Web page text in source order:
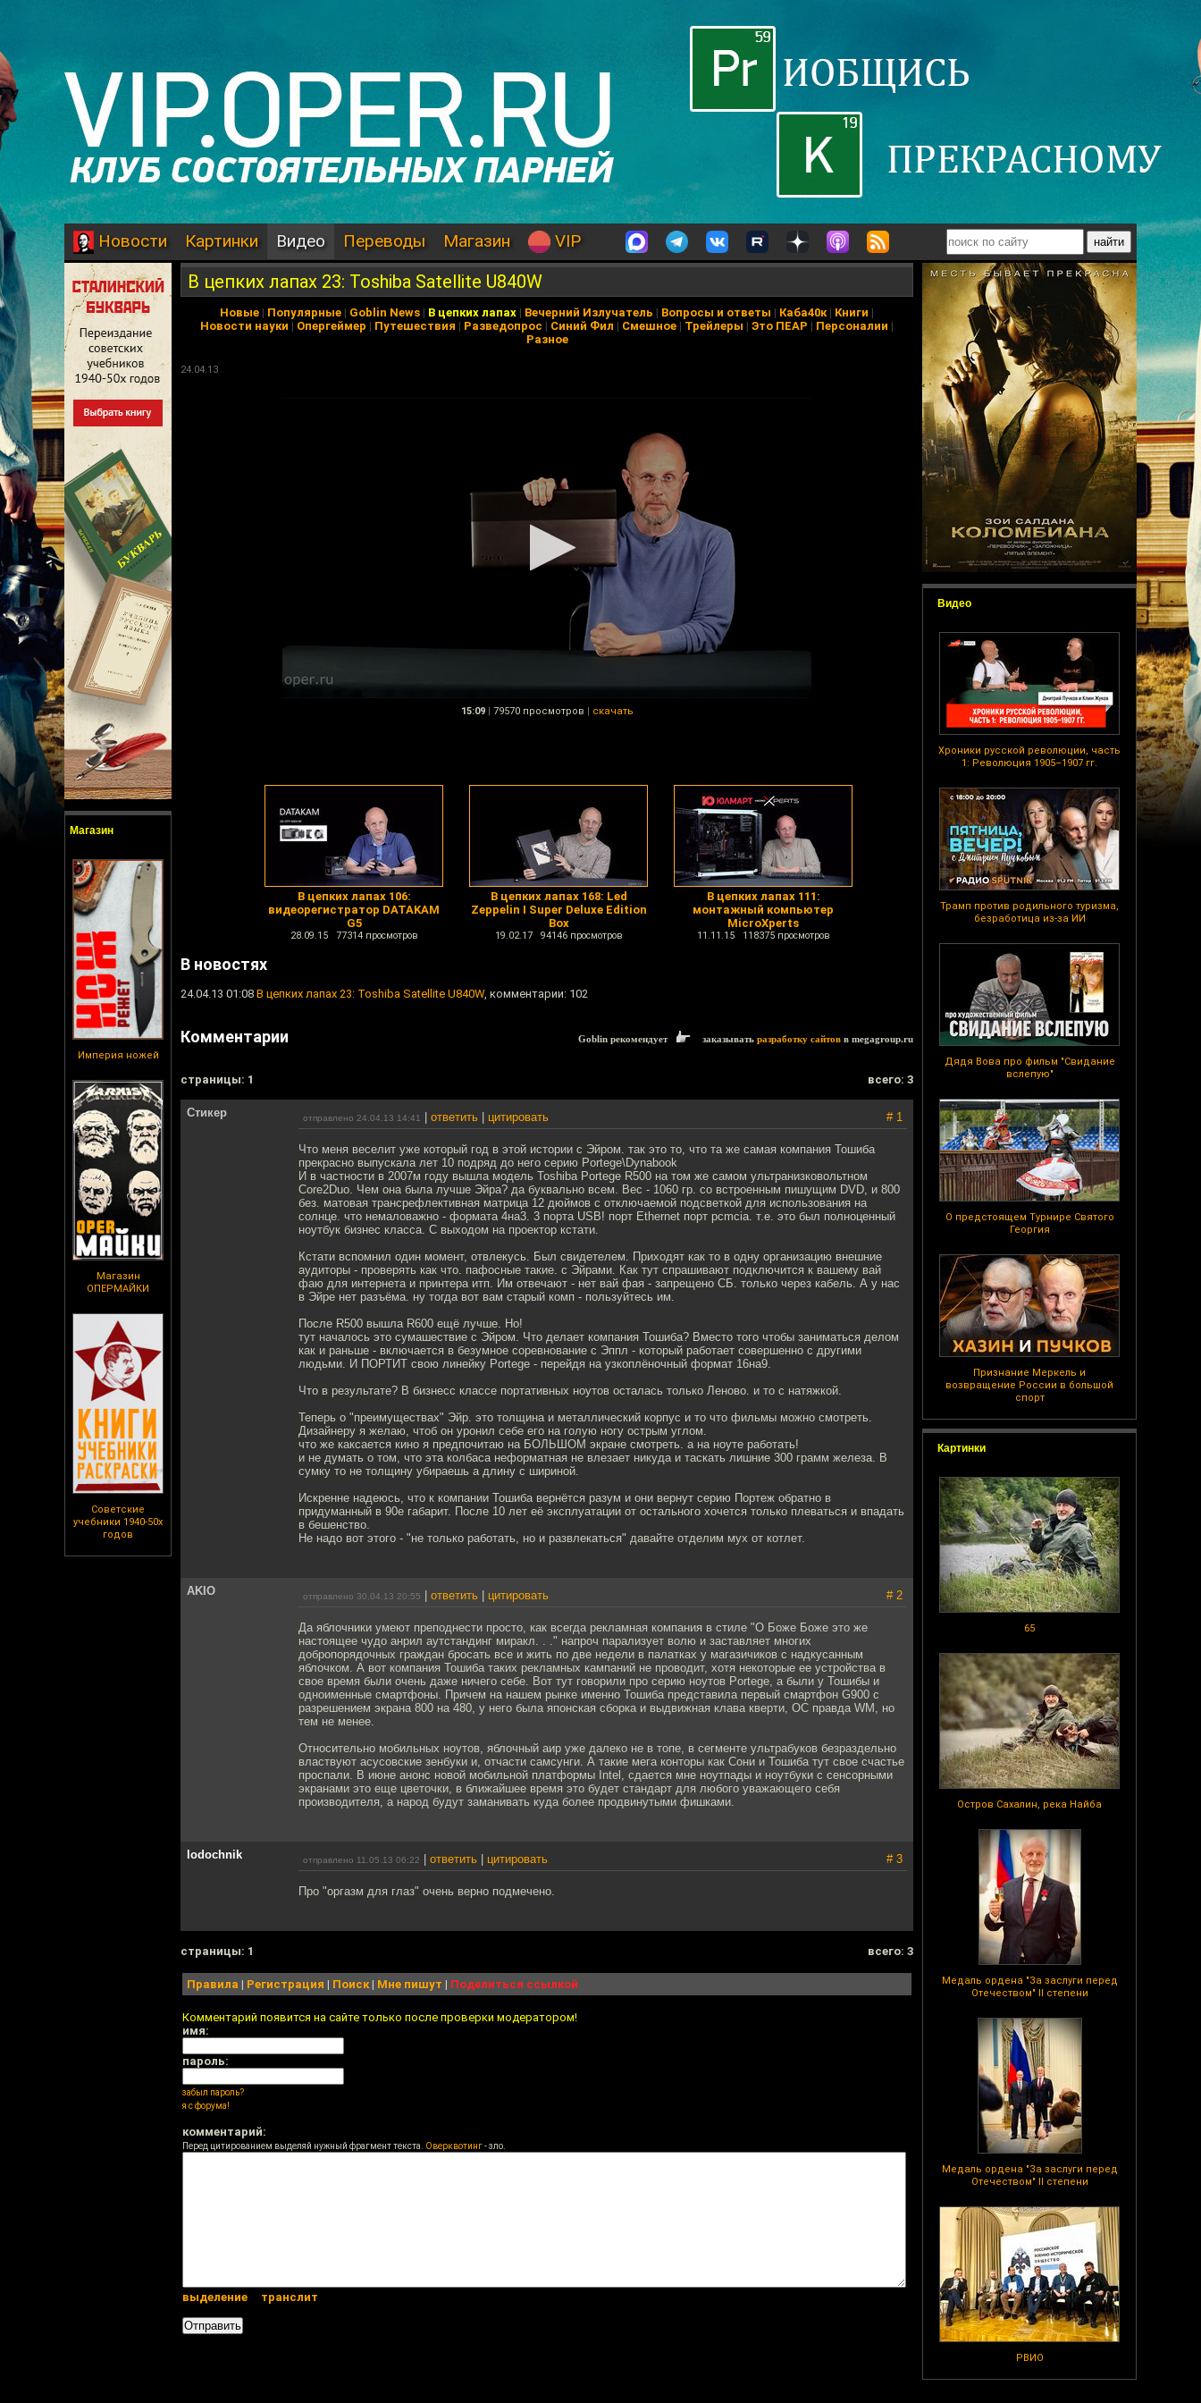
Новости Картинки Видео Переводы Магазин VIP
Магазин
Империя ножей
Магазин
ОПЕРМАЙКИ
Советские
учебники 1940-50х
годов
Видео
Хроники русской революции, часть
1: Революция 1905–1907 гг.
Трамп против родильного туризма,
безработица из-за ИИ
Дядя Вова про фильм "Свидание
вслепую"
О предстоящем Турнире Святого
Георгия
Признание Меркель и
возвращение России в большой
спорт
Картинки
65
Остров Сахалин, река Найба
Медаль ордена "За заслуги перед
Отечеством" II степени
Медаль ордена "За заслуги перед
Отечеством" II степени
РВИО
В цепких лапах 23: Toshiba Satellite U840W
Новые | Популярные | Goblin News | В цепких лапах | Вечерний Излучатель | Вопросы и ответы | Каба40к| Книги |
Новости науки | Опергеймер | Путешествия | Разведопрос | Синий Фил | Смешное | Трейлеры | Это ПЕАР | Персоналии |
Разное
24.04.13
15:09 | 79570 просмотров | скачать
В цепких лапах 106:
видеорегистратор DATAKAM
G5
28.09.15 77314 просмотров
В цепких лапах 168: Led
Zeppelin I Super Deluxe Edition
Box
19.02.17 94146 просмотров
В цепких лапах 111:
монтажный компьютер
MicroXperts
11.11.15 118375 просмотров
В новостях
24.04.13 01:08 В цепких лапах 23: Toshiba Satellite U840W, комментарии: 102
Комментарии Goblin рекомендует заказывать разработку сайтов в megagroup.ru
cтраницы: 1 всего: 3
Стикер отправлено 24.04.13 14:41 ответить цитировать # 1
Что меня веселит уже который год в этой истории с Эйром. так это то, что та же самая компания Тошиба
прекрасно выпускала лет 10 подряд до него серию Portege\Dynabook
И в частности в 2007м году вышла модель Toshiba Portege R500 на том же самом ультранизковольтном
Core2Duo. Чем она была лучше Эйра? да буквально всем. Вес - 1060 гр. со встроенным пишущим DVD, и 800
без. матовая трансрефлективная матрица 12 дюймов с отключаемой подсветкой для использования на
солнце. что немаловажно - формата 4на3. 3 порта USB! порт Ethernet порт pcmcia. т.е. это был полноценный
ноутбук бизнес класса. С выходом на проектор кстати.
Кстати вспомнил один момент, отвлекусь. Был свидетелем. Приходят как то в одну организацию внешние
аудиторы - проверять как что. пафосные такие. с Эйрами. Как тут спрашивают подключится к вашему вай
фаю для интернета и принтера итп. Им отвечают - нет вай фая - запрещено СБ. только через кабель. А у нас
в Эйре нет разъёма. ну тогда вот вам старый комп - пользуйтесь им.
После R500 вышла R600 ещё лучше. Но!
тут началось это сумашествие с Эйром. Что делает компания Тошиба? Вместо того чтобы заниматься делом
как и раньше - включается в безумное соревнование с Эппл - который работает совершенно с другими
людьми. И ПОРТИТ свою линейку Portege - перейдя на узкоплёночный формат 16на9.
Что в результате? В бизнесс классе портативных ноутов осталась только Леново. и то с натяжкой.
Теперь о "преимуществах" Эйр. это толщина и металлический корпус и то что фильмы можно смотреть.
Дизайнеру я желаю, чтоб он уронил себе его на голую ногу острым углом.
что же каксается кино я предпочитаю на БОЛЬШОМ экране смотреть. а на ноуте работать!
и не думать о том, что эта колбаса неформатная не влезает никуда и таскать лишние 300 грамм железа. В
сумку то не толщину убираешь а длину с шириной.
Искренне надеюсь, что к компании Тошиба вернётся разум и они вернут серию Портеж обратно в
придуманный в 90е габарит. После 10 лет её эксплуатации от остального хочется только плеваться и впадать
в бешенство.
Не надо вот этого - "не только работать, но и развлекаться" давайте отделим мух от котлет.
AKIO отправлено 30.04.13 20:55 ответить цитировать # 2
Да яблочники умеют преподнести просто, как всегда рекламная компания в стиле "О Боже Боже это же
настоящее чудо анрил аутстандинг миракл. . ." напроч парализует волю и заставляет многих
добропорядочных граждан бросать все и жить по две недели в палатках у магазичиков с надкусанным
яблочком. А вот компания Тошиба таких рекламных кампаний не проводит, хотя некоторые ее устройства в
свое время были очень даже ничего себе. Вот тут говорили про серию ноутов Portege, а были у Тошибы и
одноименные смартфоны. Причем на нашем рынке именно Тошиба представила первый смартфон G900 с
разрешением экрана 800 на 480, у него была японская сборка и выдвижная клава кверти, ОС правда WM, но
тем не менее.
Относительно мобильных ноутов, яблочный аир уже далеко не в топе, в сегменте ультрабуков безраздельно
властвуют асусовские зенбуки и, отчасти самсунги. А такие мега конторы как Сони и Тошиба тут свое счастье
проспали. В июне анонс новой мобильной платформы Intel, сдается мне ноутпады и ноутбуки с сенсорными
экранами это еще цветочки, в ближайшее время это будет стандарт для любого уважающего себя
производителя, а народ будут заманивать куда более продвинутыми фишками.
lodochnik отправлено 11.05.13 06:22 ответить цитировать # 3
Про "оргазм для глаз" очень верно подмечено.
cтраницы: 1 всего: 3
Правила | Регистрация | Поиск| Мне пишут | Поделиться ссылкой
Комментарий появится на сайте только после проверки модератором!
имя:
пароль:
забыл пароль?
я с форума!
комментарий:
Перед цитированием выделяй нужный фрагмент текста. Оверквотинг- зло.
выделение транслит